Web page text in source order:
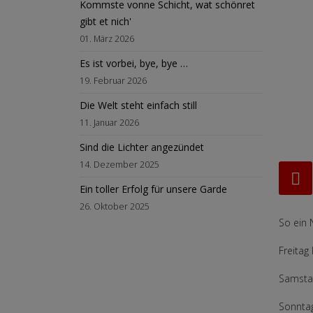
Kommste vonne Schicht, wat schönret
gibt et nich'
01. März 2026
Es ist vorbei, bye, bye …
19. Februar 2026
Die Welt steht einfach still
11. Januar 2026
Sind die Lichter angezündet
14. Dezember 2025
Ein toller Erfolg für unsere Garde
26. Oktober 2025
So ein
Freitag